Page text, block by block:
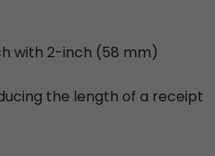
with 2-inch (58 mm)
the length of a receipt